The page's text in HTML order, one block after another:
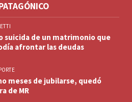
suicida de un matrimonio que
afrontar las deudas
meses de jubilarse, quedó
de MR